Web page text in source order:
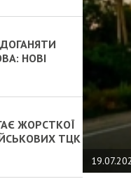
НОВІ
ЖОРСТКОЇ
ТЦК